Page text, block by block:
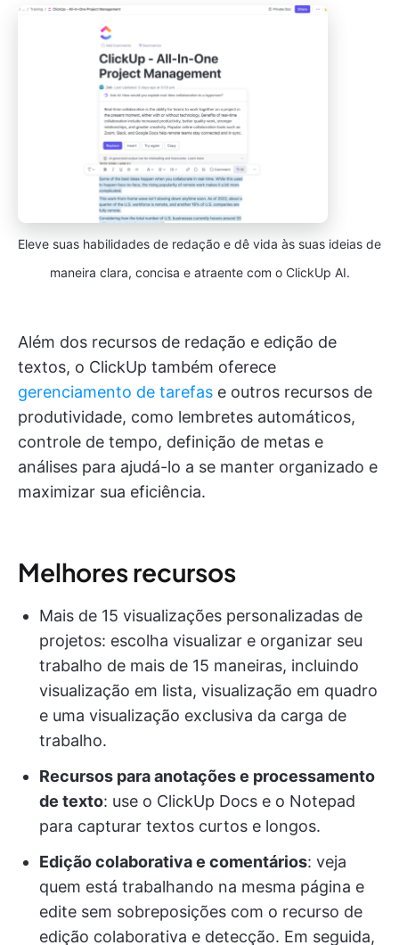
Eleve suas habilidades de redação e dê vida às suas ideias de
maneira clara, concisa e atraente com o ClickUp AI.
Além dos recursos de redação e edição de
textos, o ClickUp também oferece
gerenciamento de tarefas e outros recursos de
produtividade, como lembretes automáticos,
controle de tempo, definição de metas e
análises para ajudá-lo a se manter organizado e
maximizar sua eficiência.
Melhores recursos
Mais de 15 visualizações personalizadas de
projetos: escolha visualizar e organizar seu
trabalho de mais de 15 maneiras, incluindo
visualização em lista, visualização em quadro
e uma visualização exclusiva da carga de
trabalho.
Recursos para anotações e processamento
de texto: use o ClickUp Docs e o Notepad
para capturar textos curtos e longos.
Edição colaborativa e comentários: veja
quem está trabalhando na mesma página e
edite sem sobreposições com o recurso de
edição colaborativa e detecção. Em seguida,